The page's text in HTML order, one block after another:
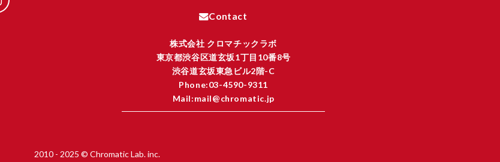
Contact
株式会社 クロマチックラボ
東京都渋谷区道玄坂1丁目10番8号
渋谷道玄坂東急ビル2階-C
Phone:03-4590-9311
Mail:mail@chromatic.jp
2010 - 2025 © Chromatic Lab. inc.